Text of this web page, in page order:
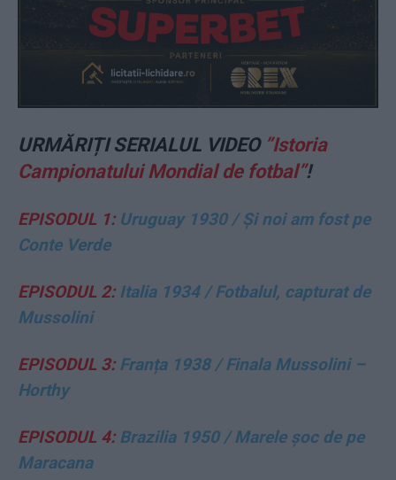
URMĂRIȚI SERIALUL VIDEO ”Istoria
Campionatului Mondial de fotbal”!
EPISODUL 1:Uruguay 1930 / Și noi am fost pe
Conte Verde
EPISODUL 2:Italia 1934 / Fotbalul, capturat de
Mussolini
EPISODUL 3:Franța 1938 / Finala Mussolini –
Horthy
EPISODUL 4:Brazilia 1950 / Marele șoc de pe
Maracana